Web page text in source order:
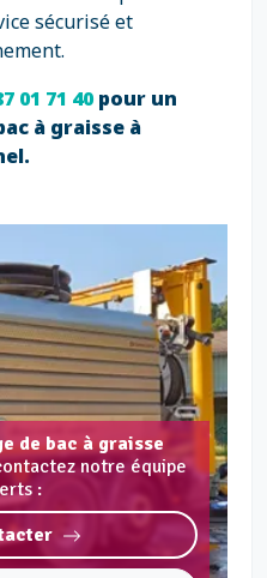
sécurisé et
01 71 40pour un
à graisse à
de bac à graisse
notre équipe
: